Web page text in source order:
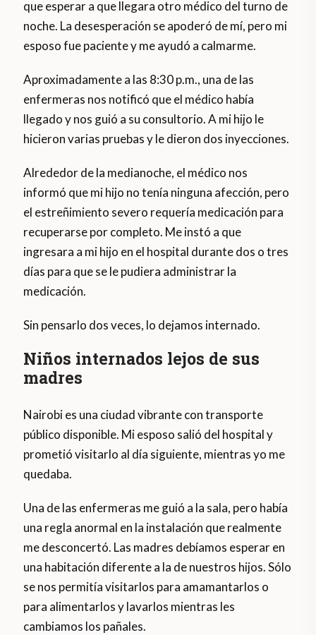
que esperar a que llegara otro médico del turno de
noche. La desesperación se apoderó de mí, pero mi
esposo fue paciente y me ayudó a calmarme.
Aproximadamente a las 8:30 p.m., una de las
enfermeras nos notificó que el médico había
llegado y nos guió a su consultorio. A mi hijo le
hicieron varias pruebas y le dieron dos inyecciones.
Alrededor de la medianoche, el médico nos
informó que mi hijo no tenía ninguna afección, pero
el estreñimiento severo requería medicación para
recuperarse por completo. Me instó a que
ingresara a mi hijo en el hospital durante dos o tres
días para que se le pudiera administrar la
medicación.
Sin pensarlo dos veces, lo dejamos internado.
Niños internados lejos de sus
madres
Nairobi es una ciudad vibrante con transporte
público disponible. Mi esposo salió del hospital y
prometió visitarlo al día siguiente, mientras yo me
quedaba.
Una de las enfermeras me guió a la sala, pero había
una regla anormal en la instalación que realmente
me desconcertó. Las madres debíamos esperar en
una habitación diferente a la de nuestros hijos. Sólo
se nos permitía visitarlos para amamantarlos o
para alimentarlos y lavarlos mientras les
cambiamos los pañales.